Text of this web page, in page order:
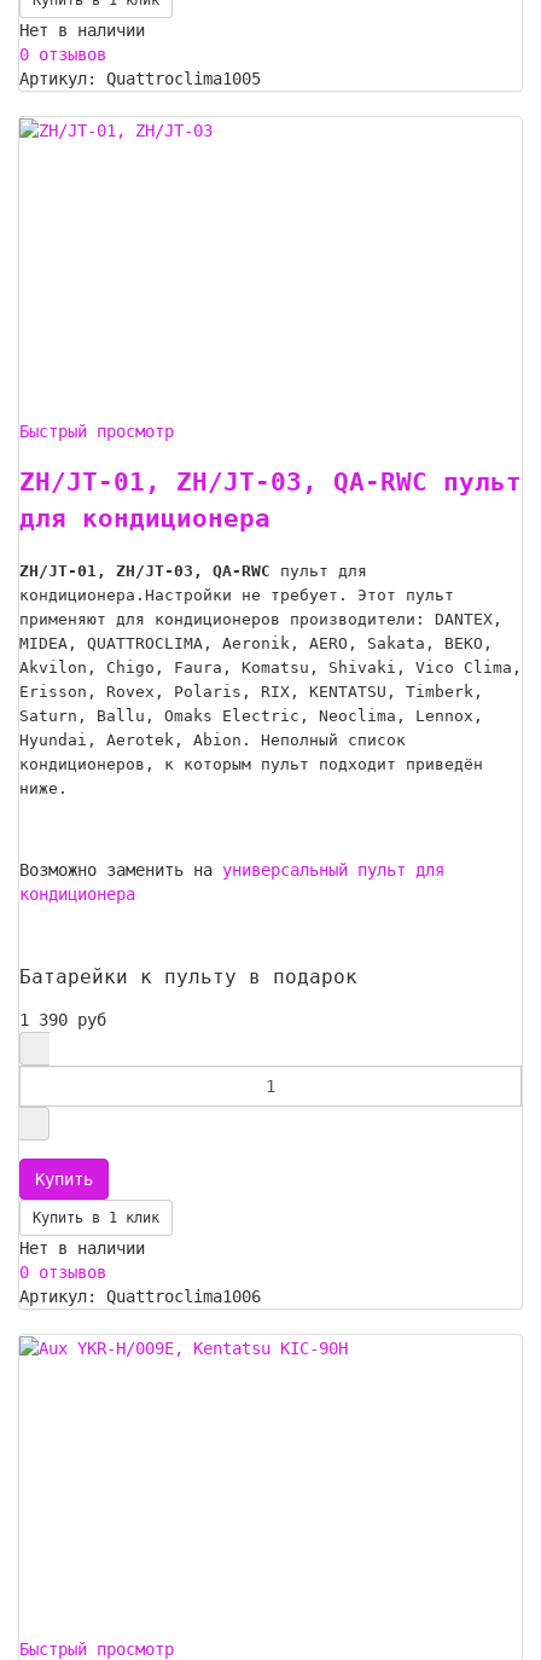
Нет в наличии
0 отзывов
Артикул: Quattroclima1005
Быстрый просмотр
ZH/JT-01, ZH/JT-03, QA-RWC пульт
для кондиционера
ZH/JT-01, ZH/JT-03, QA-RWC пульт для
кондиционера.Настройки не требует. Этот пульт
применяют для кондиционеров производители: DANTEX,
MIDEA, QUATTROCLIMA, Aeronik, AERO, Sakata, BEKO,
Akvilon, Chigo, Faura, Komatsu, Shivaki, Vico Clima,
Erisson, Rovex, Polaris, RIX, KENTATSU, Timberk,
Saturn, Ballu, Omaks Electric, Neoclima, Lennox,
Hyundai, Aerotek, Abion. Неполный список
кондиционеров, к которым пульт подходит приведён
ниже.
Возможно заменить на универсальный пульт для
кондиционера
Батарейки к пульту в подарок
1 390 руб
Купить в 1 клик
Нет в наличии
0 отзывов
Артикул: Quattroclima1006
Быстрый просмотр